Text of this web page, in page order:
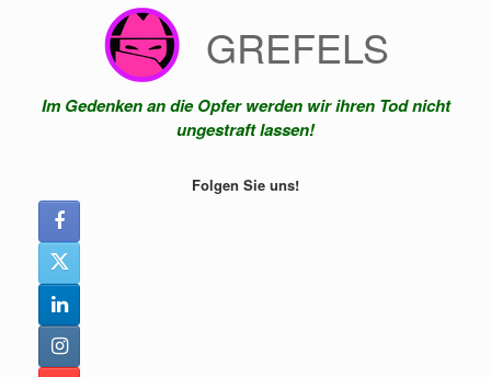
GREFELS
Im Gedenken an die Opfer werden wir ihren Tod nicht
ungestraft lassen!
Folgen Sie uns!